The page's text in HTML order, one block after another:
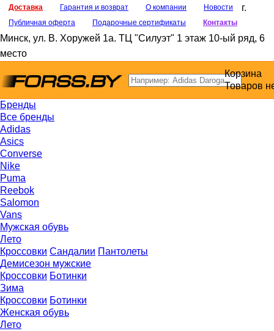
Доставка Гарантия и возврат О компании
Новости
Публичная оферта
Подарочные сертификаты Контакты
г.
Минск, ул. В. Хоружей 1а. ТЦ "Силуэт" 1 этаж 10-ый ряд, 6
место
Корзина
Товаров
Бренды
Все бренды
Adidas
Asics
Converse
Nike
Puma
Reebok
Salomon
Vans
Мужская обувь
Лето
Кроссовки Сандалии Пантолеты
Демисезон мужские
Кроссовки Ботинки
Зима
Кроссовки Ботинки
Женская обувь
Лето